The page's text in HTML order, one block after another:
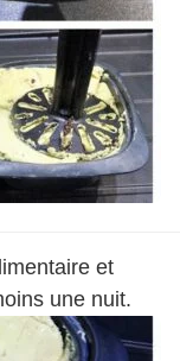
et
une nuit.